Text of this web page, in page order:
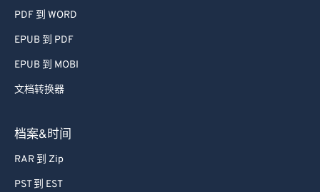
PDF 到 WORD
EPUB 到 PDF
EPUB 到 MOBI
文档转换器
档案&时间
RAR 到 Zip
PST 到 EST